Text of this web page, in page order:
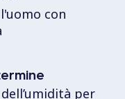
con
per